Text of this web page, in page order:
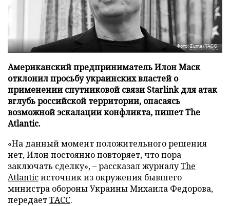
Фото: Zuma/ТАСС
Американский предприниматель Илон Маск
отклонил просьбу украинских властей о
применении спутниковой связи Starlink для атак
вглубь российской территории, опасаясь
возможной эскалации конфликта, пишет The
Atlantic.
«На данный момент положительного решения
нет, Илон постоянно повторяет, что пора
заключать сделку», – рассказал журналуThe
Atlanticисточник из окружения бывшего
министра обороны Украины Михаила Федорова,
передаетТАСС.